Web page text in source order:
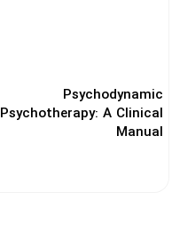
Psychodynamic
Psychotherapy: A Clinical
Manual